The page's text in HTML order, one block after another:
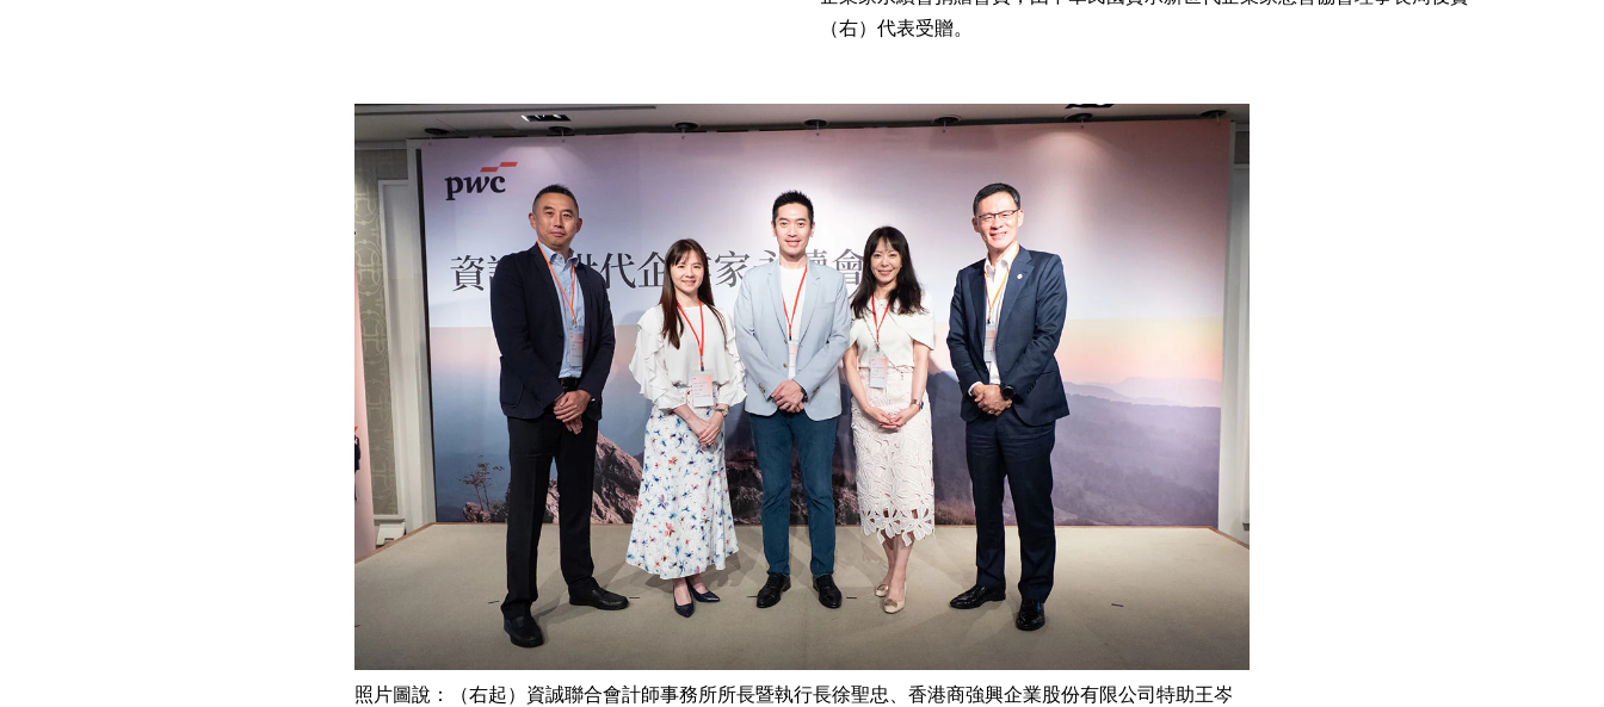
（右）代表受贈。
照片圖說：（右起）資誠聯合會計師事務所所長暨執行長徐聖忠、香港商強興企業股份有限公司特助王岑